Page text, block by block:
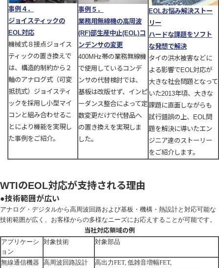
事例４．
ジョイスティックの
EOL対応
機械式８接点ジョイス
ティックの置き換えで
は、構造的制約から２
軸のアナログ式（可変
抵抗式）ジョイスティ
ックを採用し小型マイ
コンと組み合わせるこ
とにより機能を実現し
た事例をご紹介。
事例５．
業務用無線機の高周波
(RF)部生産中止(EOL)コ
ンデンサの変更
400MHz帯の業務無線機
で使用しているコンデ
ンサの代替検討では、
基板は改版せず、インピ
ーダンス整合によって定
数変更だけで代替品へ
の置き換えを実現しま
した。
EOLお悩み解決ストー
リー
ハードな課題をソフト
な発想で解決
タイの洪水被害などに
よる影響でEOL対応が
大きな社会問題となって
いた2013年頃、大きな
課題に直面しながらも
試行錯誤の上、EOL問
題を解決に導いたエン
ジニア達のストーリー
をご紹介します。
WTIのEOL対応が支持される理由
●技術範囲が広い
アナログ・デジタルから高周波回路および基板・機構・熱設計と対応可能な
技術範囲が広く、お客様からの多様なニーズにお応えすることが可能です。
当社対応領域の例
アプリケーシ
ョン
対象技術 対象部品
無線通信機器 高周波回路設計 高出力FET, 低雑音増幅FET,